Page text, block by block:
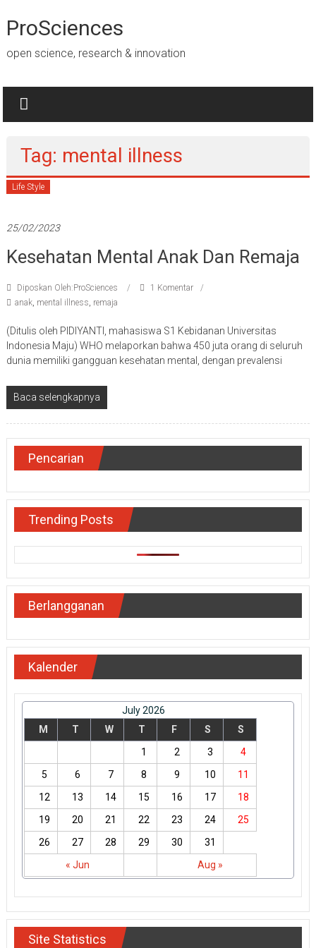
ke
konten
ProSciences
open science, research & innovation
Tag: mental illness
Life Style
25/02/2023
Kesehatan Mental Anak Dan Remaja
Diposkan Oleh:ProSciences
1 Komentar
anak, mental illness, remaja
(Ditulis oleh PIDIYANTI, mahasiswa S1 Kebidanan Universitas
Indonesia Maju) WHO melaporkan bahwa 450 juta orang di seluruh
dunia memiliki gangguan kesehatan mental, dengan prevalensi
Baca selengkapnya
Pencarian
Trending Posts
Berlangganan
Kalender
July 2026
M
T W T F S S
« Jun Aug »
1 2 3
4
5
6 7 8 9 10
11
12
13 14 15 16 17
18
19
20 21 22 23 24
25
26
27 28 29 30 31
Site Statistics